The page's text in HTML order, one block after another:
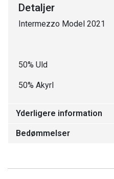
Detaljer
Intermezzo Model 2021
50% Uld
50% Akyrl
Yderligere information
Bedømmelser